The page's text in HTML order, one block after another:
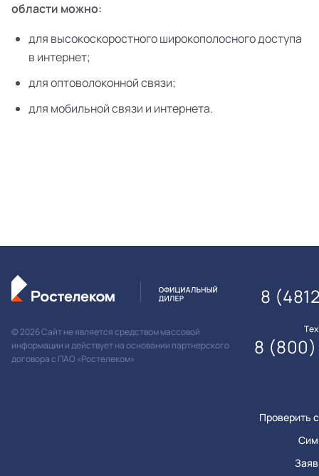
области можно:
для высокоскоростного широкополосного доступа
в интернет;
для оптоволоконной связи;
для мобильной связи и интернета.
© 2026 Сайт не является средством массовой
информации и действует на основании партнерского
договора с ПАО «Ростелеком»
Проверить
8
8